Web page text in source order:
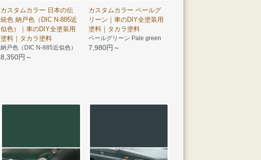
カスタムカラー 日本の伝
統色 納戸色（DIC N-885近
似色）｜車のDIY全塗装用
塗料｜タカラ塗料
納戸色（DIC N-885近似色）
8,350円～
カスタムカラー ペールグ
リーン｜車のDIY全塗装用
塗料｜タカラ塗料
ペールグリーン Pale green
7,980円～